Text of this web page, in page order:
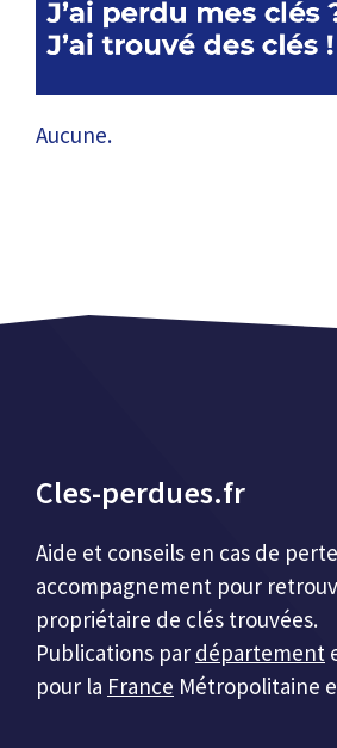
Aucune.
Cles-perdues.fr
Aide et conseils en cas de
accompagnement pour
propriétaire de clés trouvées.
Publications par département
pour la France Métropolitaine